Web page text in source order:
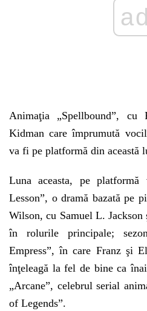
Animaţia „Spellbound”,
Kidman care împrumută
va fi pe platformă din această
Luna aceasta, pe
Lesson”, o dramă bazată pe
Wilson, cu Samuel L.
în rolurile principale;
Empress”, în care Franz şi
înţeleagă la fel de bine ca
„Arcane”, celebrul serial
of Legends”.